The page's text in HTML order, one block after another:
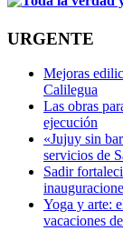
URGENTE
Mejoras
Calilegua
Las obras
ejecución
«Jujuy sin
servicios de
Sadir
Yoga y arte:
vacaciones